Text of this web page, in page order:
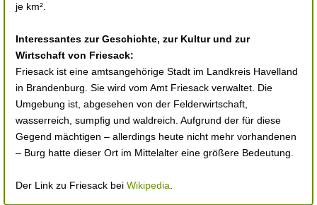
je km².
Interessantes zur Geschichte, zur Kultur und zur
Wirtschaft von Friesack:
Friesack ist eine amtsangehörige Stadt im Landkreis Havelland
in Brandenburg. Sie wird vom Amt Friesack verwaltet. Die
Umgebung ist, abgesehen von der Felderwirtschaft,
wasserreich, sumpfig und waldreich. Aufgrund der für diese
Gegend mächtigen – allerdings heute nicht mehr vorhandenen
– Burg hatte dieser Ort im Mittelalter eine größere Bedeutung.
Der Link zu Friesack bei Wikipedia